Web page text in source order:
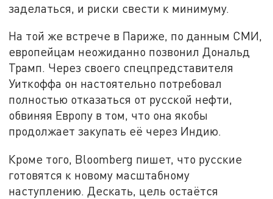
заделаться, и риски свести к минимуму.
На той же встрече в Париже, по данным СМИ,
европейцам неожиданно позвонил Дональд
Трамп. Через своего спецпредставителя
Уиткоффа он настоятельно потребовал
полностью отказаться от русской нефти,
обвиняя Европу в том, что она якобы
продолжает закупать её через Индию.
Кроме того, Bloomberg пишет, что русские
готовятся к новому масштабному
наступлению. Дескать, цель остаётся